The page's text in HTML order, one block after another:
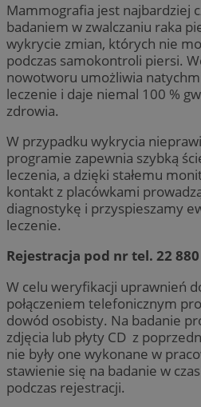
Mammografia jest najbardziej
badaniem w zwalczaniu raka
wykrycie zmian, których nie
podczas samokontroli piersi.
nowotworu umożliwia
leczenie i daje niemal 100 %
zdrowia.
W przypadku wykrycia
programie zapewnia szybką
leczenia, a dzięki stałemu
kontakt z placówkami
diagnostykę i przyspieszamy
leczenie.
Rejestracja pod nr tel. 22
W celu weryfikacji uprawnień
połączeniem telefonicznym
dowód osobisty. Na badanie
zdjęcia lub płyty CD z
nie były one wykonane w
stawienie się na badanie w
podczas rejestracji.